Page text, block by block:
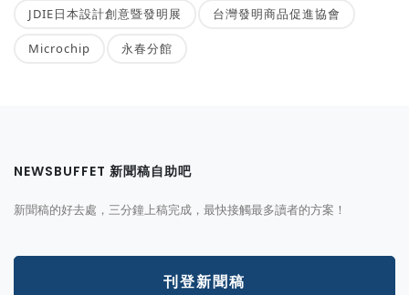
JDIE日本設計創意暨發明展 台灣發明商品促進協會
Microchip 永春分館
NEWSBUFFET 新聞稿自助吧
新聞稿的好去處，三分鐘上稿完成，最快接觸最多讀者的方案！
刊登新聞稿